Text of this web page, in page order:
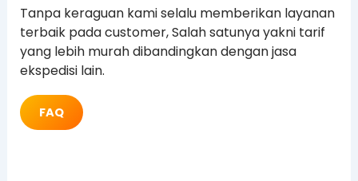
Tanpa keraguan kami selalu memberikan layanan
terbaik pada customer, Salah satunya yakni tarif
yang lebih murah dibandingkan dengan jasa
ekspedisi lain.
FAQ